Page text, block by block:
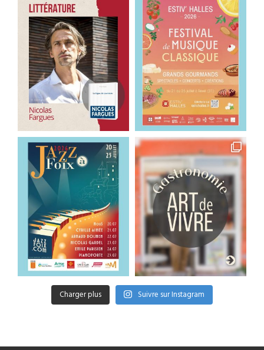
Charger plus Suivre sur Instagram